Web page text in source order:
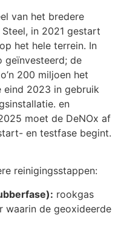
van het bredere
Steel, in 2021 gestart
het hele terrein. In
de
200 miljoen het
eind 2023 in gebruik
en
moet de DeNOx af
en testfase begint.
reinigingsstappen:
rookgas
waarin de geoxideerde